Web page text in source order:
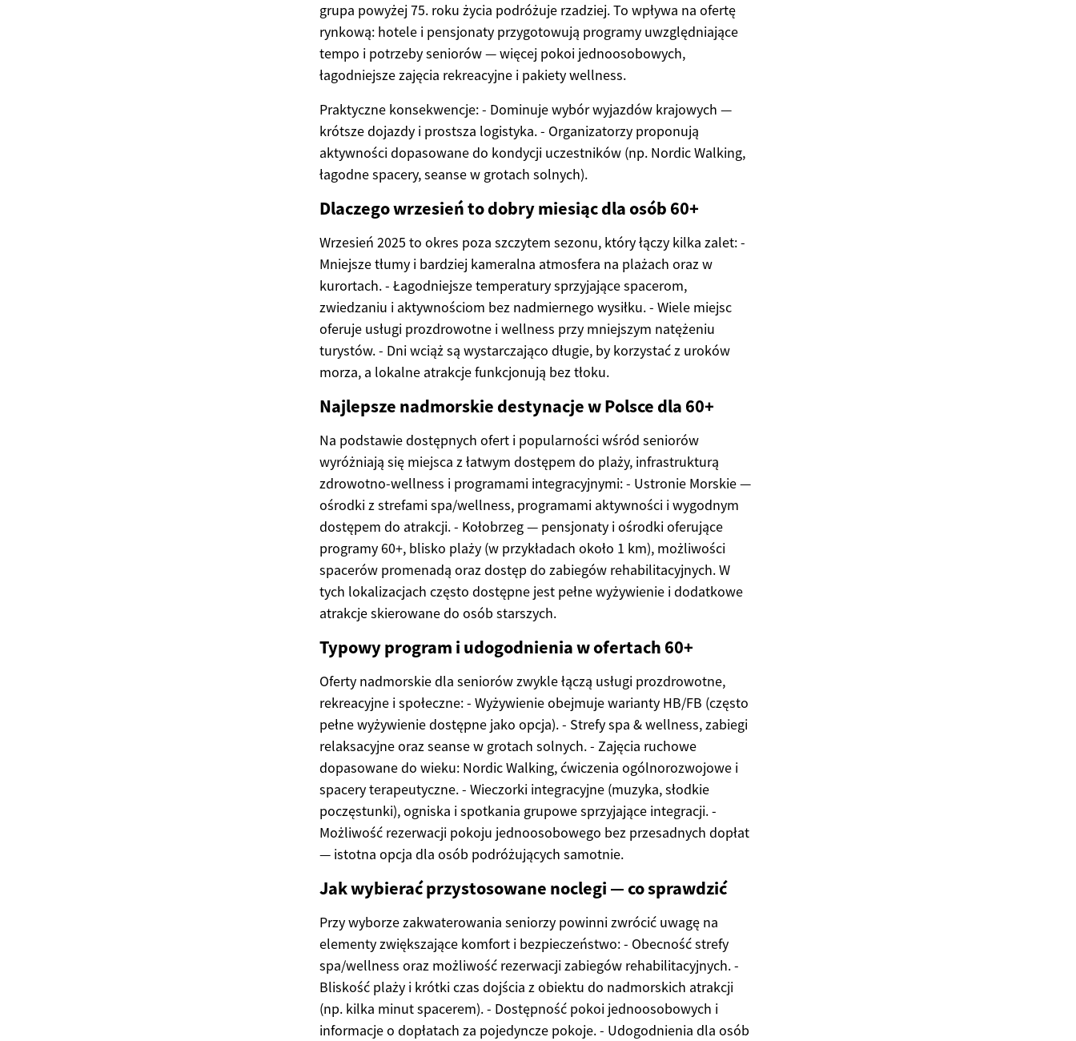
grupa powyżej 75. roku życia podróżuje rzadziej. To wpływa na ofertę
rynkową: hotele i pensjonaty przygotowują programy uwzględniające
tempo i potrzeby seniorów — więcej pokoi jednoosobowych,
łagodniejsze zajęcia rekreacyjne i pakiety wellness.
Praktyczne konsekwencje: - Dominuje wybór wyjazdów krajowych —
krótsze dojazdy i prostsza logistyka. - Organizatorzy proponują
aktywności dopasowane do kondycji uczestników (np. Nordic Walking,
łagodne spacery, seanse w grotach solnych).
Dlaczego wrzesień to dobry miesiąc dla osób 60+
Wrzesień 2025 to okres poza szczytem sezonu, który łączy kilka zalet: -
Mniejsze tłumy i bardziej kameralna atmosfera na plażach oraz w
kurortach. - Łagodniejsze temperatury sprzyjające spacerom,
zwiedzaniu i aktywnościom bez nadmiernego wysiłku. - Wiele miejsc
oferuje usługi prozdrowotne i wellness przy mniejszym natężeniu
turystów. - Dni wciąż są wystarczająco długie, by korzystać z uroków
morza, a lokalne atrakcje funkcjonują bez tłoku.
Najlepsze nadmorskie destynacje w Polsce dla 60+
Na podstawie dostępnych ofert i popularności wśród seniorów
wyróżniają się miejsca z łatwym dostępem do plaży, infrastrukturą
zdrowotno-wellness i programami integracyjnymi: - Ustronie Morskie —
ośrodki z strefami spa/wellness, programami aktywności i wygodnym
dostępem do atrakcji. - Kołobrzeg — pensjonaty i ośrodki oferujące
programy 60+, blisko plaży (w przykładach około 1 km), możliwości
spacerów promenadą oraz dostęp do zabiegów rehabilitacyjnych. W
tych lokalizacjach często dostępne jest pełne wyżywienie i dodatkowe
atrakcje skierowane do osób starszych.
Typowy program i udogodnienia w ofertach 60+
Oferty nadmorskie dla seniorów zwykle łączą usługi prozdrowotne,
rekreacyjne i społeczne: - Wyżywienie obejmuje warianty HB/FB (często
pełne wyżywienie dostępne jako opcja). - Strefy spa & wellness, zabiegi
relaksacyjne oraz seanse w grotach solnych. - Zajęcia ruchowe
dopasowane do wieku: Nordic Walking, ćwiczenia ogólnorozwojowe i
spacery terapeutyczne. - Wieczorki integracyjne (muzyka, słodkie
poczęstunki), ogniska i spotkania grupowe sprzyjające integracji. -
Możliwość rezerwacji pokoju jednoosobowego bez przesadnych dopłat
— istotna opcja dla osób podróżujących samotnie.
Jak wybierać przystosowane noclegi — co sprawdzić
Przy wyborze zakwaterowania seniorzy powinni zwrócić uwagę na
elementy zwiększające komfort i bezpieczeństwo: - Obecność strefy
spa/wellness oraz możliwość rezerwacji zabiegów rehabilitacyjnych. -
Bliskość plaży i krótki czas dojścia z obiektu do nadmorskich atrakcji
(np. kilka minut spacerem). - Dostępność pokoi jednoosobowych i
informacje o dopłatach za pojedyncze pokoje. - Udogodnienia dla osób